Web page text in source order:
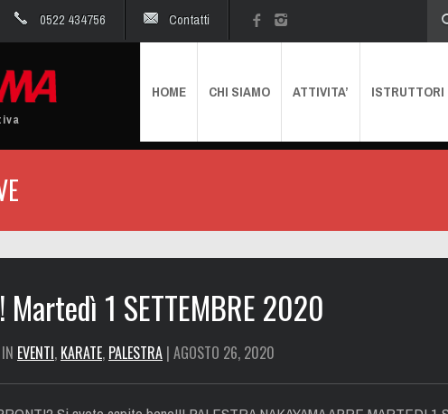
0522 434756 Contatti
HOME CHI SIAMO ATTIVITA’ ISTRUTTORI
Martedì 1 SETTEMBRE 2020
EVENTI, KARATE, PALESTRA | AGOSTO 26, 2020